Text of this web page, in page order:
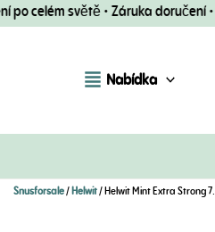
Přeskočitsvětě • Záruka doručení
Nabídka
Snusforsale/Helwit/ Helwit Mint Extra Strong